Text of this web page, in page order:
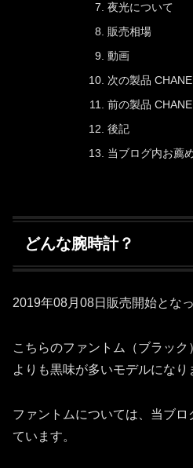
夜光について
販売相場
動画
次の製品
前の製品
後記
当ブログ内お薦
どんな腕時計？
2019年08月08日販売開始とな
こちらのファントム（ブラッ
よりも黒味が多いモデルになり
ファントムについては、当ブ
ています。